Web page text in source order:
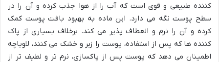
کننده طبیعی و قوی است که آب را از هوا جذب کرده و آن را در
سطح پوست نگه می دارد. این ماده به بهبود بافت پوست کمک
کرده و آن را نرم و انعطاف پذیر می کند. برخلاف بسیاری از پاک
کننده ها که پس از استفاده، پوست را زبر و خشک می کنند، لاویاچه
اطمینان می دهد که پوست پس از پاکسازی، نرم تر و لطیف تر از